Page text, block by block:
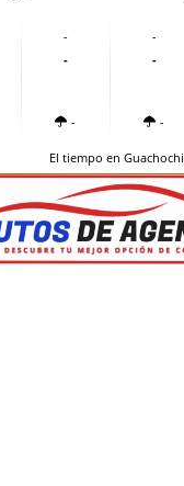
-
-
-
-
-
-
El tiempo en Guachochi